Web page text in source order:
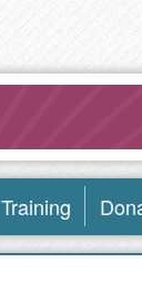
Training